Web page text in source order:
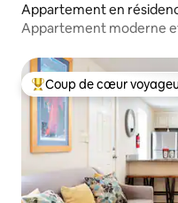
Appartement en
éans
Appartement moderne
Coups de cœur
Coup de cœur